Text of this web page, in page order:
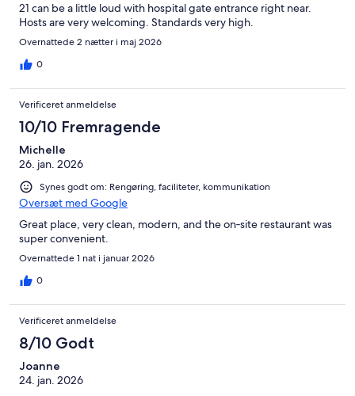
21 can be a little loud with hospital gate entrance right near.
Hosts are very welcoming. Standards very high.
Overnattede 2 nætter i maj 2026
0
Verificeret anmeldelse
10/10 Fremragende
Michelle
26. jan. 2026
Synes godt om: Rengøring, faciliteter, kommunikation
Oversæt med Google
Great place, very clean, modern, and the on‑site restaurant was
super convenient.
Overnattede 1 nat i januar 2026
0
Verificeret anmeldelse
8/10 Godt
Joanne
24. jan. 2026